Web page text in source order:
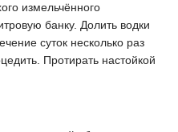
измельчённого
банку. Долить водки
суток несколько раз
Протирать настойкой